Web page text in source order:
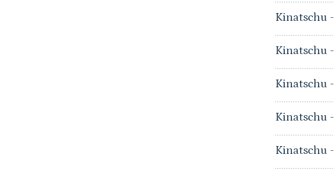
Kinatschu
Kinatschu
Kinatschu
Kinatschu
Kinatschu